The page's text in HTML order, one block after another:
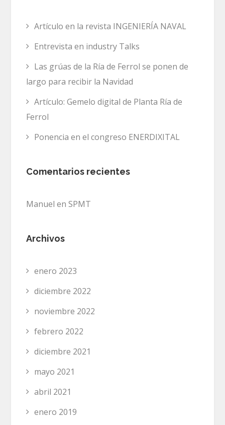
Artículo en la revista INGENIERÍA NAVAL
Entrevista en industry Talks
Las grúas de la Ría de Ferrol se ponen de
largo para recibir la Navidad
Artículo: Gemelo digital de Planta Ría de
Ferrol
Ponencia en el congreso ENERDIXITAL
Comentarios recientes
Manuel enSPMT
Archivos
enero 2023
diciembre 2022
noviembre 2022
febrero 2022
diciembre 2021
mayo 2021
abril 2021
enero 2019